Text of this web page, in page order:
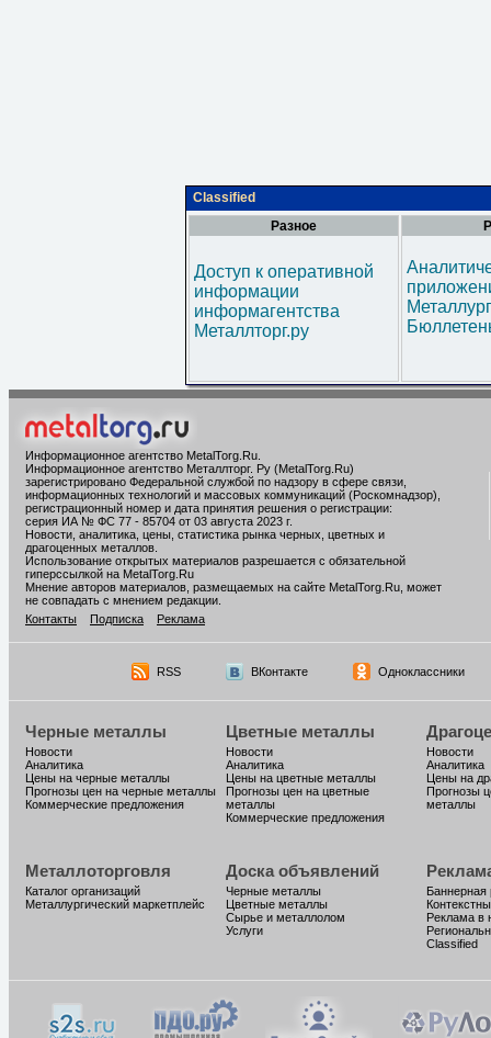
Classified
Разное
Доступ к оперативной
информации
информагентства
Металлторг.ру
Информационное агентство MetalTorg.Ru
Информационное агентство Металлторг. Ру (MetalTorg.Ru)
зарегистрировано Федеральной службой по надзору в сфере связи,
информационных технологий и массовых коммуникаций (Роскомнадзор),
регистрационный номер и дата принятия решения о регистрации:
серия ИА № ФС 77 - 85704 от 03 августа 2023 г.
Новости, аналитика, цены, статистика рынка черных, цветных и
драгоценных металлов.
Использование открытых материалов разрешается с обязательной
гиперссылкой на MetalTorg.Ru
Мнение авторов материалов, размещаемых на сайте MetalTorg.Ru, может
не совпадать с мнением редакции.
Контакты
Подписка Реклама
RSS ВКонтакте Одноклассники
Черные металлы
Новости
Аналитика
Цены на черные металлы
Прогнозы цен на черные металлы
Коммерческие предложения
Цветные металлы
Новости
Аналитика
Цены на цветные металлы
Прогнозы цен на цветные
металлы
Коммерческие предложения
Новости
Аналитика
Цены на
Прогнозы
металлы
Металлоторговля
Каталог организаций
Металлургический маркетплейс
Доска объявлений
Черные металлы
Цветные металлы
Сырье и металлолом
Услуги
Баннерная
Реклама в
Classified